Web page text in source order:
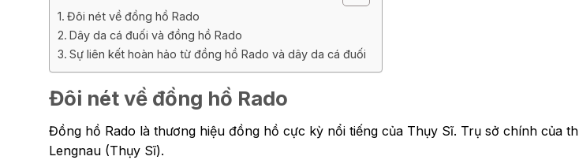
Đôi nét về đồng hồ Rado
Dây da cá đuối và đồng hồ Rado
Sự liên kết hoàn hảo từ đồng hồ Rado và dây da cá đuối
Đôi nét về đồng hồ Rado
Đồng hồ Rado là thương hiệu đồng hồ cực kỳ nổi tiếng của Thụy Sĩ. Trụ sở chính của
Lengnau (Thụy Sĩ).